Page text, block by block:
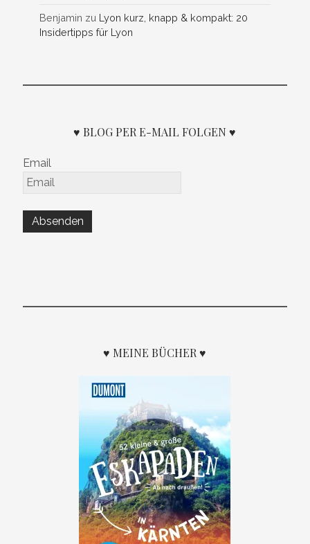
Benjamin zu Lyon kurz, knapp & kompakt: 20
Insidertipps für Lyon
♥ BLOG PER E-MAIL FOLGEN ♥
Email
♥ MEINE BÜCHER ♥